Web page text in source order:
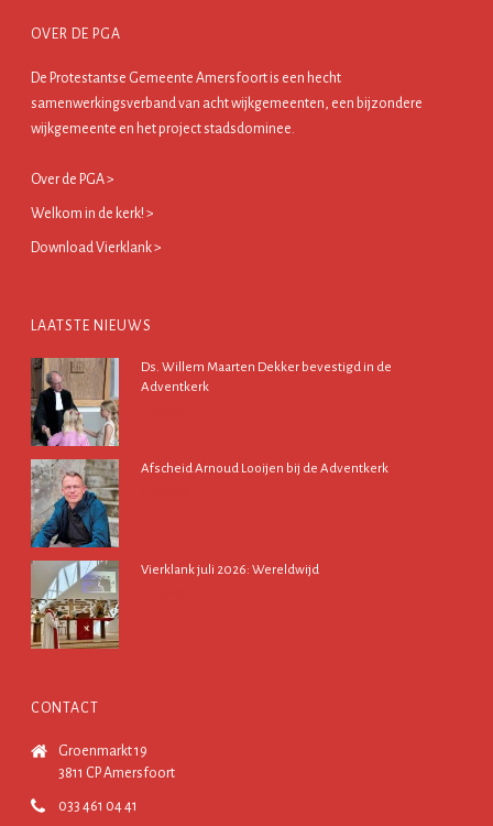
OVER DE PGA
De Protestantse Gemeente Amersfoort is een hecht
samenwerkingsverband van acht wijkgemeenten, een bijzondere
wijkgemeente en het project stadsdominee.
Over de PGA >
Welkom in de kerk! >
Download Vierklank >
LAATSTE NIEUWS
Ds. Willem Maarten Dekker bevestigd in de
Adventkerk
Afscheid Arnoud Looijen bij de Adventkerk
Vierklank juli 2026: Wereldwijd
CONTACT
Groenmarkt 19
3811 CP Amersfoort
033 461 04 41